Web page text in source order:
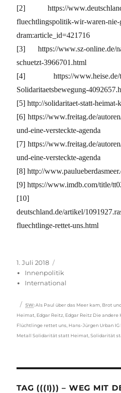
[2] https://
fluechtlingspolitik-wir-waren-nie-
dram:article_id=421716
[3] https://www.sz-online.de/
schuetzt-3966701.html
[4] https://www.heise.de/tp/
Solidaritaetsbewegung-
[5] http://solidaritaet-statt-heimat-
[6] https://www.freitag.de/
und-eine-versteckte-agenda
[7] https://www.freitag.de/
und-eine-versteckte-agenda
[8] http://
[9] https://www.imdb.com/title/
[10] https://
deutschland.de/artikel/
fluechtlinge-rettet-uns.html
Veröffentlicht
am
1. Juli 2018
Innenpolitik
International
Schlagwörter
SW: Als Paul über das Meer kam Brot
Heimat Edgar Reitz Edgar Reitz Die andere
Flüchtlinge rettet uns Hans-Jürgen Urban
Metall Solidarität statt Heimat ,Solidarität
TAG (((I))) – WEG MIT